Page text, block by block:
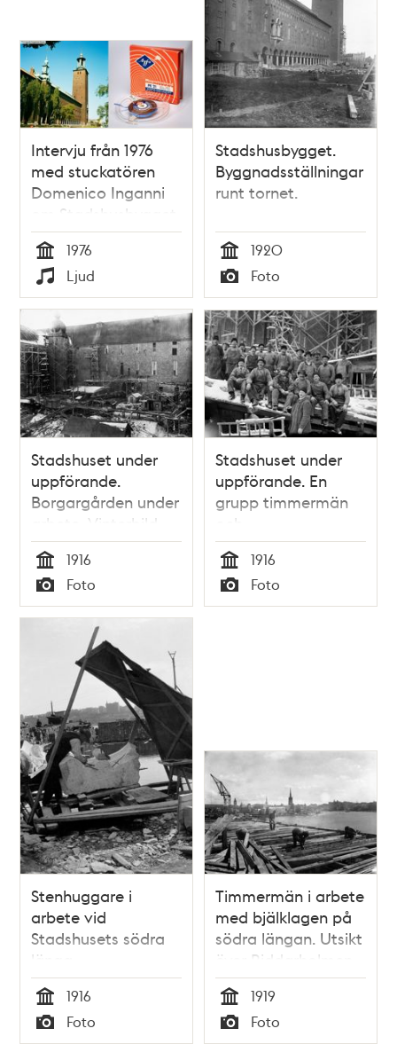
Intervju från 1976
med stuckatören
Domenico Inganni
om Stadshusbygget
Tid
1976
Typ
Ljud
Stadshusbygget.
Byggnadsställningar
runt tornet.
Tid
1920
Typ
Foto
Stadshuset under
uppförande.
Borgargården under
arbete. Vinterbild.
Tid
1916
Typ
Foto
Stadshuset under
uppförande. En
grupp timmermän
och
byggnadsarbetare,
verkmästare Axel
Emanuel Pettersson
i förgrunden
Tid
1916
Typ
Foto
Stenhuggare i
arbete vid
Stadshusets södra
länga
Tid
1916
Typ
Foto
Timmermän i arbete
med bjälklagen på
södra längan. Utsikt
över Riddarholmen
och Södermalm.
Tid
1919
Typ
Foto